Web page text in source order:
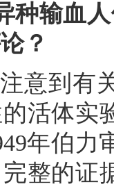
种输血
？
意到有
活体实
年伯
整的证